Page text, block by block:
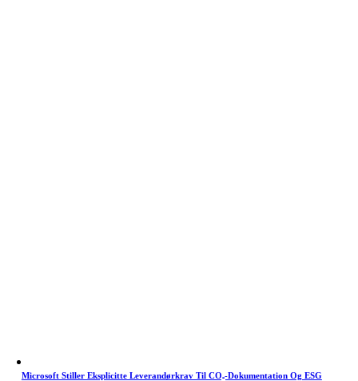
Microsoft Stiller Eksplicitte Leverandørkrav Til CO₂-Dokumentation Og ESG